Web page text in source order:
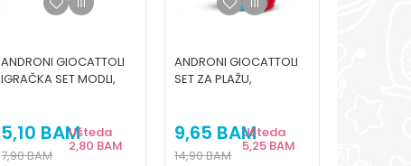
ANDRONI GIOCATTOLI
IGRAČKA SET MODLI,
5,10 BAMUšteda
2,80 BAM
7,90BAM
ANDRONI GIOCATTOLI
SET ZA PLAŽU,
9,65 BAMUšteda
5,25 BAM
14,90BAM